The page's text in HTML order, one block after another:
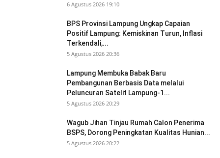
6 Agustus 2026 19:10
BPS Provinsi Lampung Ungkap Capaian
Positif Lampung: Kemiskinan Turun, Inflasi
Terkendali,...
5 Agustus 2026 20:36
Lampung Membuka Babak Baru
Pembangunan Berbasis Data melalui
Peluncuran Satelit Lampung-1...
5 Agustus 2026 20:29
Wagub Jihan Tinjau Rumah Calon Penerima
BSPS, Dorong Peningkatan Kualitas Hunian...
5 Agustus 2026 20:22